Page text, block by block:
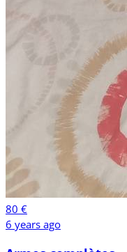
80 €
6 years ago